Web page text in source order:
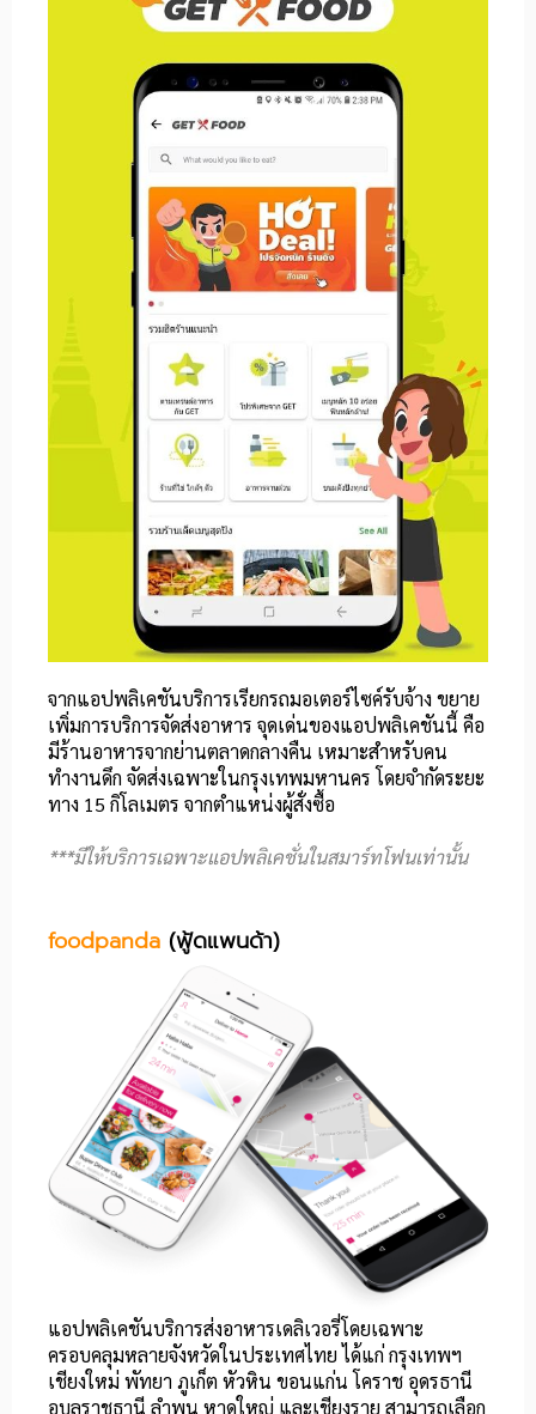
จากแอปพลิเคชันบริการเรียกรถมอเตอร์ไซค์​รับจ้าง​ ขยาย
เพิ่มการบริการจัดส่งอาหาร จุดเด่นของแอปพลิเคชันนี้ คือ
มีร้านอาหารจากย่านตลาดกลางคืน เหมาะสำหรับคน
ทำงานดึก จัดส่งเฉพาะในกรุงเทพมหานคร โดยจำกัดระยะ
ทาง 15 กิโลเมตร จากตำแหน่งผู้สั่งซื้อ
***มีให้บริการเฉพาะแอปพลิเคชั่นในสมาร์ทโฟนเท่านั้น
foodpanda (ฟู้ดแพนด้า)
แอปพลิเคชันบริการส่งอาหารเดลิเวอรี่โดยเฉพาะ
ครอบคลุมหลายจังหวัดในประเทศไทย​ ได้แก่ กรุงเทพฯ
เชียงใหม่ พัทยา ภูเก็ต หัวหิน ขอนแก่น โคราช อุดรธานี
อุบลราชธานี ลำพูน หาดใหญ่ และเชียงราย สามารถเลือก